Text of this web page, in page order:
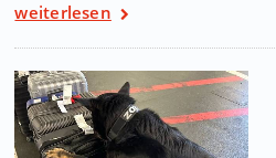
weiterlesen